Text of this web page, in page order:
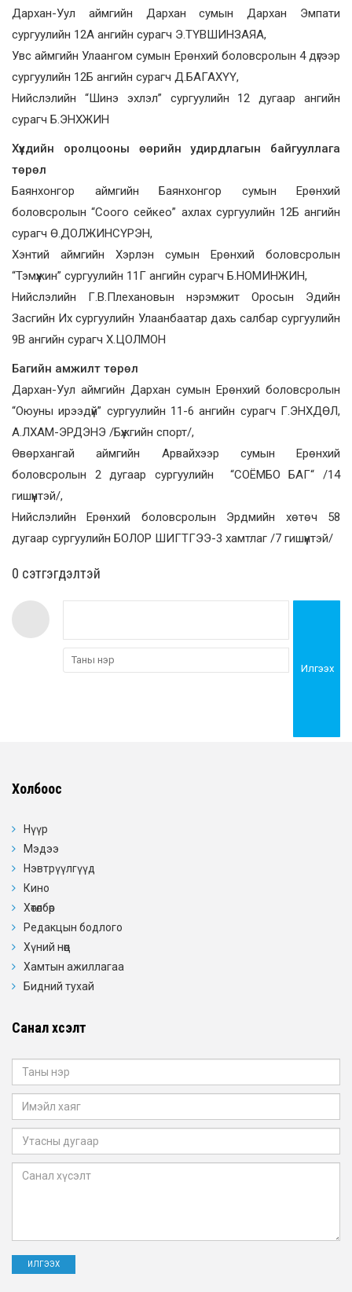
Дархан-Уул аймгийн Дархан сумын Дархан Эмпати
сургуулийн 12А ангийн сурагч Э.ТҮВШИНЗАЯА,
Увс аймгийн Улаангом сумын Ерөнхий боловсролын 4 дүгээр
сургуулийн 12Б ангийн сурагч Д.БАГАХҮҮ,
Нийслэлийн “Шинэ эхлэл” сургуулийн 12 дугаар ангийн
сурагч Б.ЭНХЖИН
Хүүхдийн оролцооны өөрийн удирдлагын байгууллага
төрөл
Баянхонгор аймгийн Баянхонгор сумын Ерөнхий
боловсролын “Соого сейкео” ахлах сургуулийн 12Б ангийн
сурагч Ө.ДОЛЖИНСҮРЭН,
Хэнтий аймгийн Хэрлэн сумын Ерөнхий боловсролын
“Тэмүүжин” сургуулийн 11Г ангийн сурагч Б.НОМИНЖИН,
Нийслэлийн Г.В.Плехановын нэрэмжит Оросын Эдийн
Засгийн Их сургуулийн Улаанбаатар дахь салбар сургуулийн
9В ангийн сурагч Х.ЦОЛМОН
Багийн амжилт төрөл
Дархан-Уул аймгийн Дархан сумын Ерөнхий боловсролын
“Оюуны ирээдүй” сургуулийн 11-6 ангийн сурагч Г.ЭНХДӨЛ,
А.ЛХАМ-ЭРДЭНЭ /Бүжгийн спорт/,
Өвөрхангай аймгийн Арвайхээр сумын Ерөнхий
боловсролын 2 дугаар сургуулийн “СОЁМБО БАГ“ /14
гишүүнтэй/,
Нийслэлийн Ерөнхий боловсролын Эрдмийн хөтөч 58
дугаар сургуулийн БОЛОР ШИГТГЭЭ-3 хамтлаг /7 гишүүнтэй/
0 cэтгэгдэлтэй
Илгээх
Холбоос
Нүүр
Мэдээ
Нэвтрүүлгүүд
Кино
Хөтөлбөр
Редакцын бодлого
Хүний нөөц
Хамтын ажиллагаа
Бидний тухай
Санал хүсэлт